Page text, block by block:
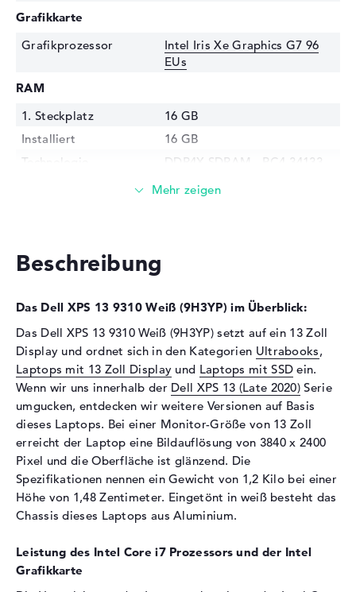
Grafikkarte
Grafikprozessor
Intel Iris Xe Graphics G7 96
EUs
RAM
1. Steckplatz
16 GB
Installiert
16 GB
Technologie
DDR4X SDRAM - PC4-34133 -
Schnittstelle
Laufwerks-Typ
ohne Laufwerk
Display
Display-Typ
13,4" TFT
Max. Auflösung
3840 x 2400
Auflösungstyp
WQUXGA
Besonderheiten
Multi-Touchscreen, glänzend,
LED-Hintergrundbeleuchtung
Kartenleser
Unterstützte Flash-
Speicherkarten
microSD, microSDHC,
microSDXC
Audio
Soundkarte
Beschreibung
Das Dell XPS 13 9310 Weiß (9H3YP) im Überblick:
Das Dell XPS 13 9310 Weiß (9H3YP) setzt auf ein 13 Zoll
Display und ordnet sich in den Kategorien Ultrabooks,
Laptops mit 13 Zoll Display und Laptops mit SSD ein.
Wenn wir uns innerhalb der Dell XPS 13 (Late 2020) Serie
umgucken, entdecken wir weitere Versionen auf Basis
dieses Laptops. Bei einer Monitor-Größe von 13 Zoll
erreicht der Laptop eine Bildauflösung von 3840 x 2400
Pixel und die Oberfläche ist glänzend. Die
Spezifikationen nennen ein Gewicht von 1,2 Kilo bei einer
Höhe von 1,48 Zentimeter. Eingetönt in weiß besteht das
Chassis dieses Laptops aus Aluminium.
Leistung des Intel Core i7 Prozessors und der Intel
Grafikkarte